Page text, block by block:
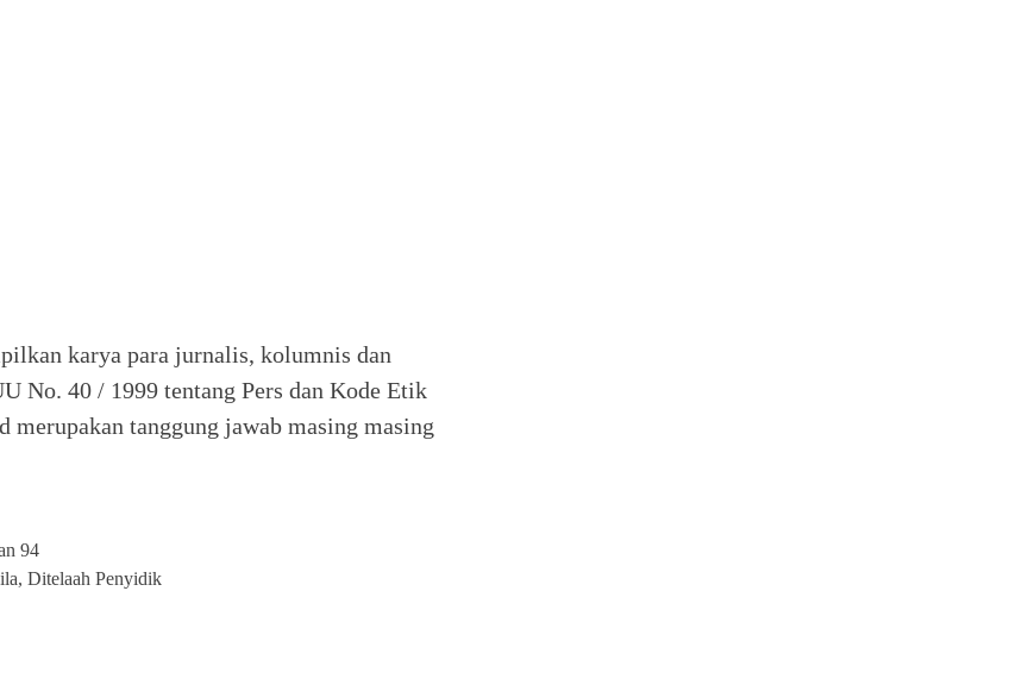
karya para jurnalis, kolumnis dan
No. 40 / 1999 tentang Pers dan Kode Etik
tanggung jawab masing masing
94
Ditelaah Penyidik